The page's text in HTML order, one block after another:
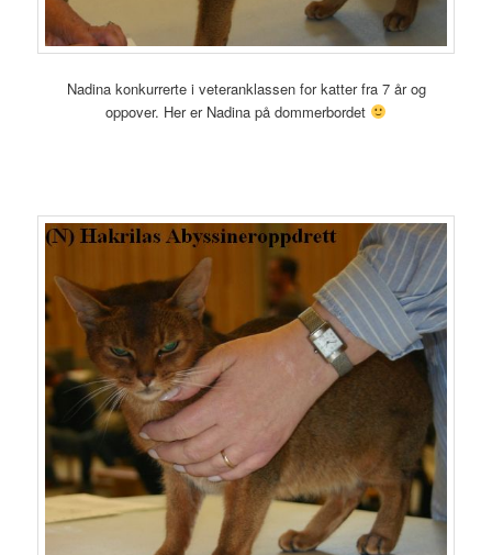
Nadina konkurrerte i veteranklassen for katter fra 7 år og
oppover. Her er Nadina på dommerbordet